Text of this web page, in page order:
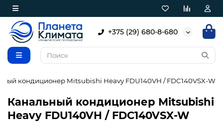
+375 (29) 680-8-680
кондиционер Mitsubishi Heavy FDU140VH / FDC140VSX-W
Канальный кондиционер Mitsubishi
Heavy FDU140VH / FDC140VSX-W